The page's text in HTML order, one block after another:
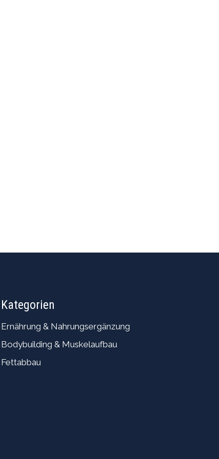
Kategorien
Ernährung & Nahrungsergänzung
Bodybuilding & Muskelaufbau
Fettabbau